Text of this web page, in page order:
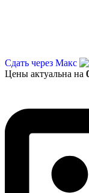
Сдать через Макс
Цены актуальна на